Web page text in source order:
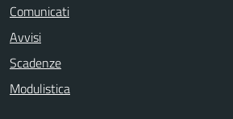
Comunicati
Avvisi
Scadenze
Modulistica